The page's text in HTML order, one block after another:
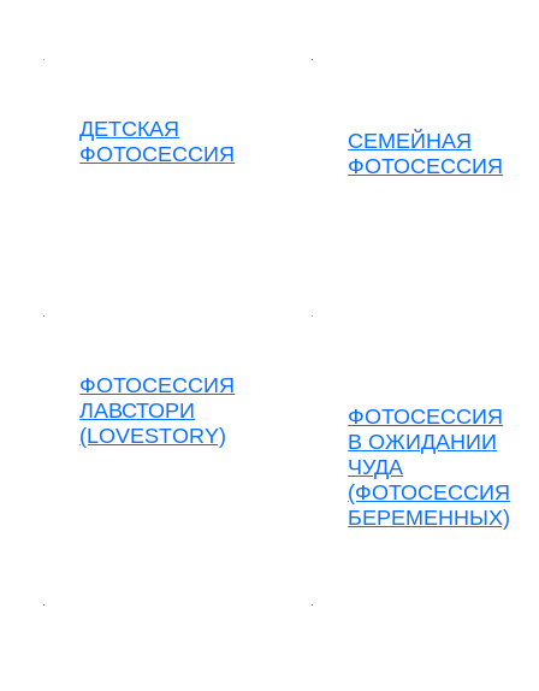
ДЕТСКАЯ
ФОТОСЕССИЯ
СЕМЕЙНАЯ
ФОТОСЕССИЯ
ФОТОСЕССИЯ
ЛАВСТОРИ
(LOVESTORY)
ФОТОСЕССИЯ
В ОЖИДАНИИ
ЧУДА
(ФОТОСЕССИЯ
БЕРЕМЕННЫХ)